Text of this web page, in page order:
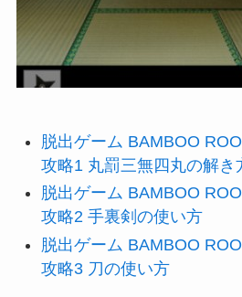
脱出ゲーム BAMBOO
攻略1 丸罰三無四丸の解き
脱出ゲーム BAMBOO
攻略2 手裏剣の使い方
脱出ゲーム BAMBOO
攻略3 刀の使い方